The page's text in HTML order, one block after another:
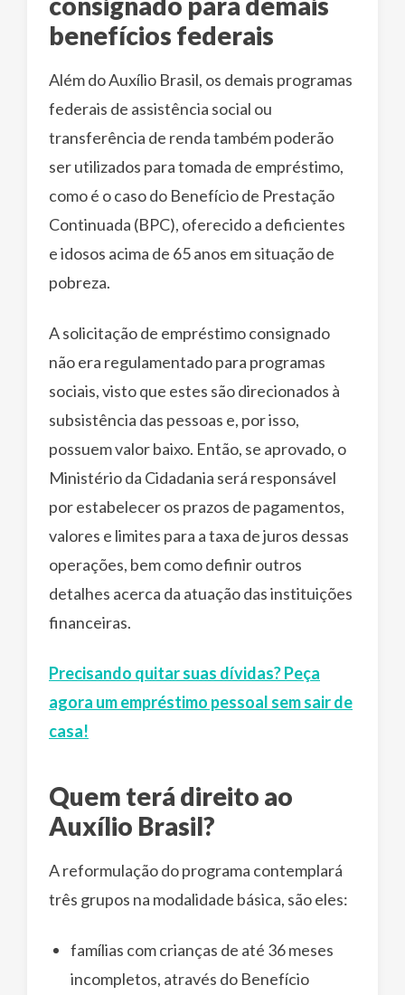
benefícios federais
Além do Auxílio Brasil, os demais programas
federais de assistência social ou
transferência de renda também poderão
ser utilizados para tomada de empréstimo,
como é o caso do Benefício de Prestação
Continuada (BPC), oferecido a deficientes
e idosos acima de 65 anos em situação de
pobreza.
A solicitação de empréstimo consignado
não era regulamentado para programas
sociais, visto que estes são direcionados à
subsistência das pessoas e, por isso,
possuem valor baixo. Então, se aprovado, o
Ministério da Cidadania será responsável
por estabelecer os prazos de pagamentos,
valores e limites para a taxa de juros dessas
operações, bem como definir outros
detalhes acerca da atuação das instituições
financeiras.
Precisando quitar suas dívidas? Peça
agora um empréstimo pessoal sem sair de
casa!
Quem terá direito ao
Auxílio Brasil?
A reformulação do programa contemplará
três grupos na modalidade básica, são eles:
famílias com crianças de até 36 meses
incompletos, através do Benefício